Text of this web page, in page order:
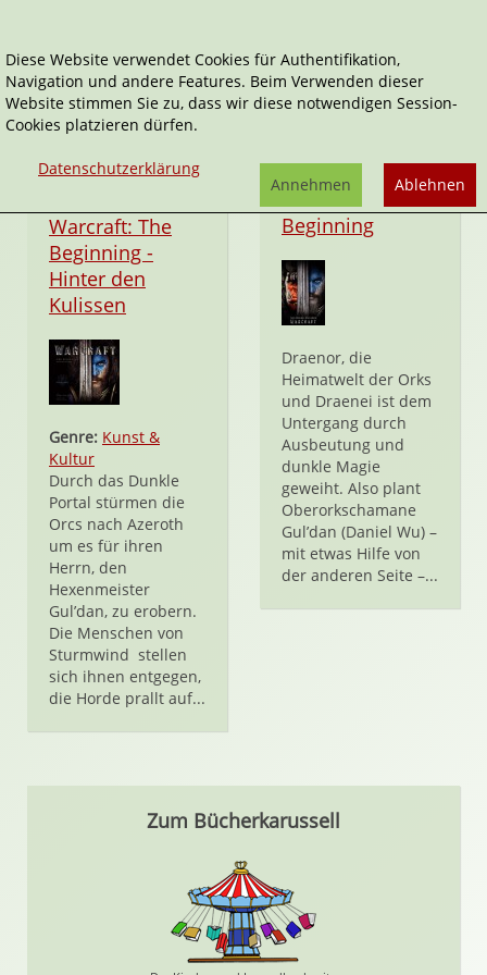
Warcraft
Warcraft: The
Beginning -
Hinter den
Kulissen
Genre: Kunst &
Kultur
Durch das Dunkle
Portal stürmen die
Orcs nach Azeroth
um es für ihren
Herrn, den
Hexenmeister
Gul’dan, zu erobern.
Die Menschen von
Sturmwind stellen
sich ihnen entgegen,
die Horde prallt auf...
Warcraft: The
Beginning
Draenor, die
Heimatwelt der Orks
und Draenei ist dem
Untergang durch
Ausbeutung und
dunkle Magie
geweiht. Also plant
Oberorkschamane
Gul’dan (Daniel Wu) –
mit etwas Hilfe von
der anderen Seite –...
Zum Bücherkarussell
Diese Website verwendet Cookies für Authentifikation,
Navigation und andere Features. Beim Verwenden dieser
Website stimmen Sie zu, dass wir diese notwendigen Session-
Cookies platzieren dürfen.
Datenschutzerklärung
Ablehnen
Annehmen